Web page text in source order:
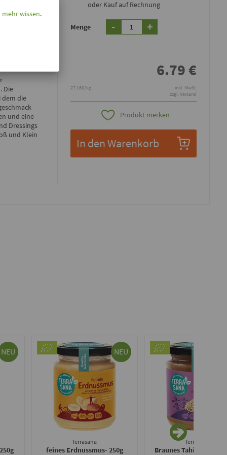
250g
Die
dem die
und eine
Dressings
und Klein
oder Kauf auf Rechnung
Menge - +
6.79€
27.16€/kg
inkl. MwSt.
zzgl. Versand
Produkt merken
In den Warenkorb
NEU NEU
Terrasana
feines Erdnussmus- 250g
Terrasana
Braunes Tahin -
wissen.